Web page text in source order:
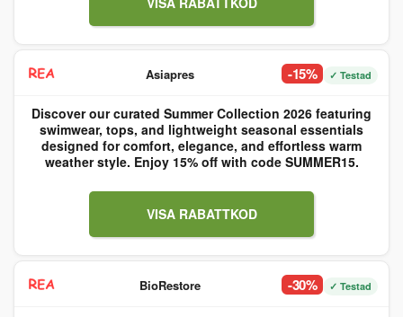
Asiapres -15% ✓ Testad
Discover our curated Summer Collection 2026 featuring
swimwear, tops, and lightweight seasonal essentials
designed for comfort, elegance, and effortless warm
weather style. Enjoy 15% off with code SUMMER15.
VISA RABATTKOD
BioRestore -30% ✓ Testad